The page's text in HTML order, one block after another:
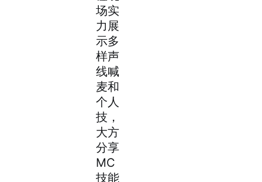
场实
力展
示多
样声
线喊
麦和
个人
技，
大方
分享
MC
技能